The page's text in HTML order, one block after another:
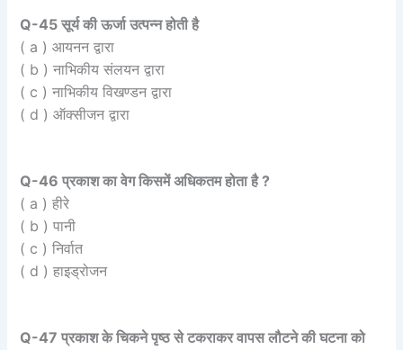
Q-45 सूर्य की ऊर्जा उत्पन्न होती है
( a ) आयनन द्वारा
( b ) नाभिकीय संलयन द्वारा
( c ) नाभिकीय विखण्डन द्वारा
( d ) ऑक्सीजन द्वारा
Q-46 प्रकाश का वेग किसमें अधिकतम होता है ?
( a ) हीरे
( b ) पानी
( c ) निर्वात
( d ) हाइड्रोजन
Q-47 प्रकाश के चिकने पृष्ठ से टकराकर वापस लौटने की घटना को